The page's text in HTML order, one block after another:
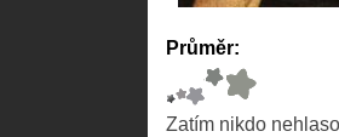
Průměr:
Zatím nikdo